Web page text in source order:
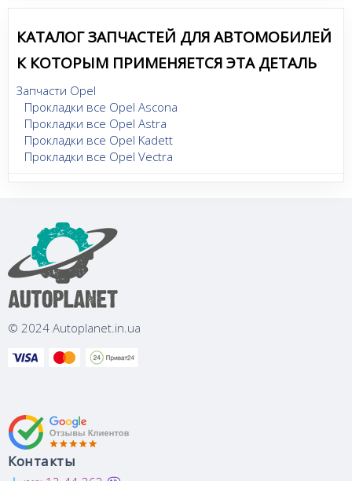
КАТАЛОГ ЗАПЧАСТЕЙ ДЛЯ АВТОМОБИЛЕЙ
К КОТОРЫМ ПРИМЕНЯЕТСЯ ЭТА ДЕТАЛЬ
Запчасти Opel
Прокладки все Opel Ascona
Прокладки все Opel Astra
Прокладки все Opel Kadett
Прокладки все Opel Vectra
© 2024 Autoplanet.in.ua
Контакты